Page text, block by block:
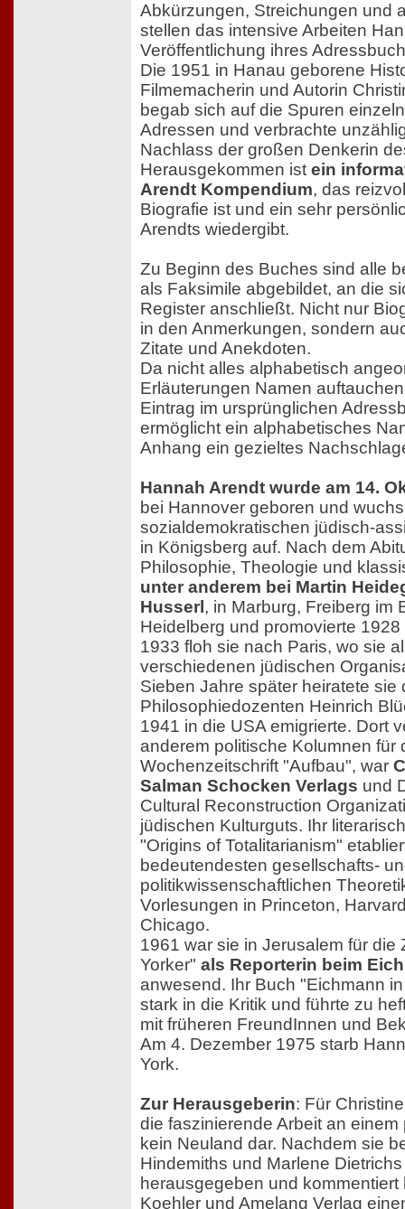
Abkürzungen, Streichungen und
stellen das intensive Arbeiten
Veröffentlichung ihres
Die 1951 in Hanau geborene
Filmemacherin und Autorin
begab sich auf die Spuren
Adressen und verbrachte
Nachlass der großen Denkerin
Herausgekommen ist ein
Arendt Kompendium, das
Biografie ist und ein sehr
Arendts wiedergibt.
Zu Beginn des Buches sind alle
als Faksimile abgebildet, an die
Register anschließt. Nicht nur
in den Anmerkungen, sondern
Zitate und Anekdoten.
Da nicht alles alphabetisch
Erläuterungen Namen
Eintrag im ursprünglichen
ermöglicht ein alphabetisches
Anhang ein gezieltes
Hannah Arendt wurde am 14.
bei Hannover geboren und
sozialdemokratischen jüdisch-
in Königsberg auf. Nach dem
Philosophie, Theologie und
unter anderem bei Martin
Husserl , in Marburg, Freiberg im
Heidelberg und promovierte
1933 floh sie nach Paris, wo sie
verschiedenen jüdischen
Sieben Jahre später heiratete sie
Philosophiedozenten Heinrich
1941 in die USA emigrierte. Dort
anderem politische Kolumnen für
Wochenzeitschrift "Aufbau", war
Salman Schocken Verlags und
Cultural Reconstruction
jüdischen Kulturguts. Ihr
"Origins of Totalitarianism"
bedeutendesten gesellschafts-
politikwissenschaftlichen
Vorlesungen in Princeton,
Chicago.
1961 war sie in Jerusalem für die
Yorker" als Reporterin beim
anwesend. Ihr Buch "Eichmann
stark in die Kritik und führte zu
mit früheren FreundInnen und
Am 4. Dezember 1975 starb
York.
Zur Herausgeberin: Für
die faszinierende Arbeit an
kein Neuland dar. Nachdem sie
Hindemiths und Marlene
herausgegeben und kommentiert
Koehler und Amelang Verlag